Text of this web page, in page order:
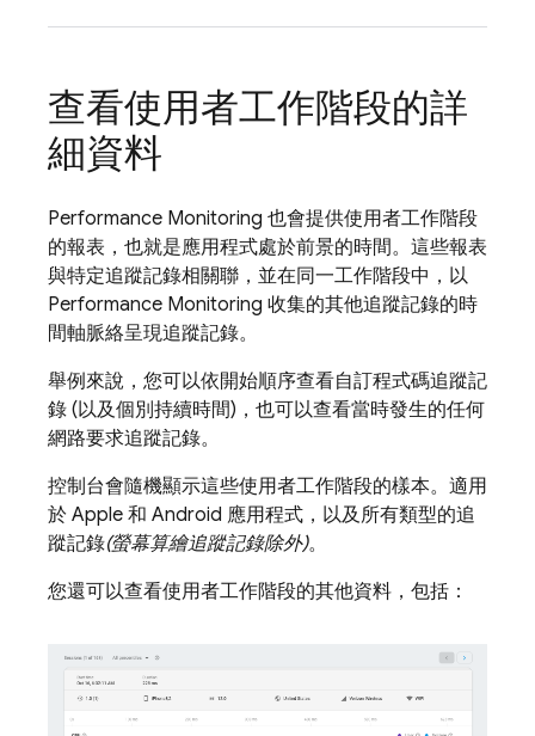
查看使用者工作階段的詳
細資料
Performance Monitoring 也會提供使用者工作階段
的報表，也就是應用程式處於前景的時間。這些報表
與特定追蹤記錄相關聯，並在同一工作階段中，以
Performance Monitoring 收集的其他追蹤記錄的時
間軸脈絡呈現追蹤記錄。
舉例來說，您可以依開始順序查看自訂程式碼追蹤記
錄 (以及個別持續時間)，也可以查看當時發生的任何
網路要求追蹤記錄。
控制台會隨機顯示這些使用者工作階段的樣本。適用
於 Apple 和 Android 應用程式，以及所有類型的追
蹤記錄(螢幕算繪追蹤記錄除外)。
您還可以查看使用者工作階段的其他資料，包括：